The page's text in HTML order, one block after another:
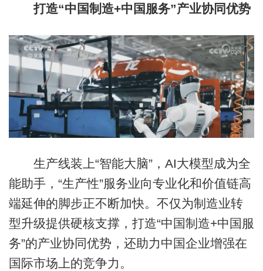
打造“中国制造+中国服务”产业协同优势
生产线装上“智能大脑”，AI大模型成为全
能助手，“生产性”服务业向专业化和价值链高
端延伸的脚步正不断加快。不仅为制造业转
型升级提供硬核支撑，打造“中国制造+中国服
务”的产业协同优势，还助力中国企业增强在
国际市场上的竞争力。